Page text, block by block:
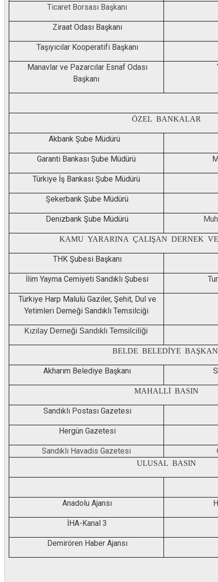
Ticaret Borsası Başkanı
Ziraat Odası Başkanı
Taşıyıcılar Kooperatifi Başkanı
Manavlar ve Pazarcılar Esnaf Odası
Başkanı
ÖZEL BANKALAR
Akbank Şube Müdürü
Garanti Bankası Şube Müdürü
Türkiye İş Bankası Şube Müdürü
Şekerbank Şube Müdürü
Denizbank Şube Müdürü
KAMU YARARINA ÇALIŞAN DERNEK
THK Şubesi Başkanı
İlim Yayma Cemiyeti Sandıklı Şubesi
Türkiye Harp Malulü Gaziler, Şehit, Dul ve
Yetimleri Derneği Sandıklı Temsilciği
Kızılay Derneği Sandıklı Temsilciliği
BELDE BELEDİYE
Akharım Belediye Başkanı
MAHALLİ BASIN
Sandıklı Postası Gazetesi
Hergün Gazetesi
Sandıklı Havadis Gazetesi
ULUSAL BASIN
Anadolu Ajansı
İHA-Kanal 3
Demirören Haber Ajansı